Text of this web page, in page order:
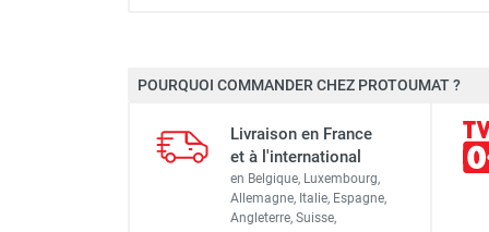
Longueur
Largeur
Dimensions extérieures
Échafaudage roulant
POURQUOI COMMANDER CHEZ PROTOUMAT ?
Livraison en France
et à l'international
en Belgique, Luxembourg,
Allemagne, Italie, Espagne,
Angleterre, Suisse,